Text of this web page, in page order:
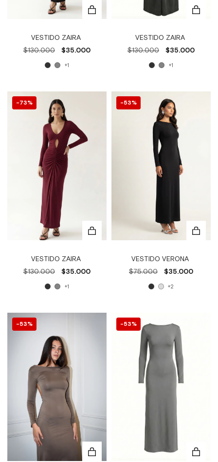
VESTIDO ZAIRA
$130.000
$35.000
+1
VESTIDO ZAIRA
$130.000
$35.000
+1
73%
VESTIDO ZAIRA
$130.000
$35.000
+1
53%
VESTIDO VERONA
$75.000
$35.000
+2
53% 53%